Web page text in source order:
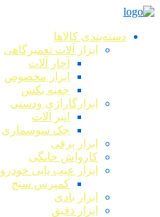
دسته‌بندی کالاها
ابزار آلات تعمیرگاهی
آچار آلات
ابزار مخصوص
جعبه بکس
ابزارگاراژی ودستی
انبر آلات
جک سوسماری
ابزار برقی
کارواش خانگی
ابزار عیب یابی خودرو
کمپرس سنج
ابزار بادی
ابزار دقیق